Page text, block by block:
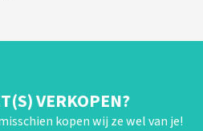
VERKOPEN?
kopen wij ze wel van je!